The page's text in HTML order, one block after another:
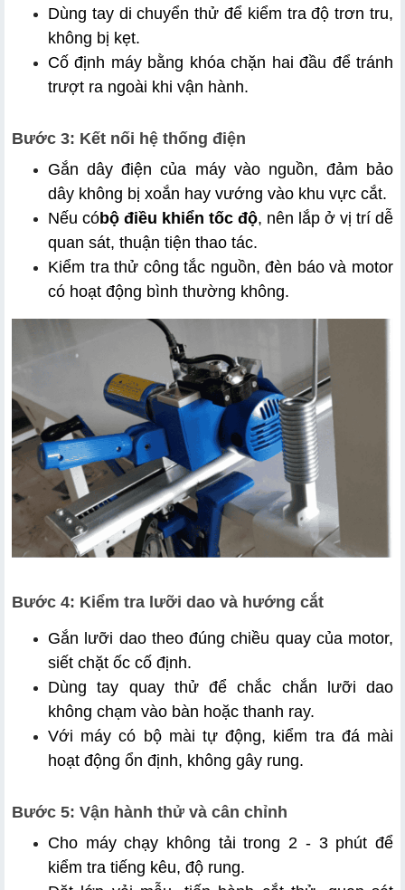
Dùng tay di chuyển thử để kiểm tra độ trơn tru,
không bị kẹt.
Cố định máy bằng khóa chặn hai đầu để tránh
trượt ra ngoài khi vận hành.
Bước 3: Kết nối hệ thống điện
Gắn dây điện của máy vào nguồn, đảm bảo
dây không bị xoắn hay vướng vào khu vực cắt.
Nếu cóbộ điều khiển tốc độ, nên lắp ở vị trí dễ
quan sát, thuận tiện thao tác.
Kiểm tra thử công tắc nguồn, đèn báo và motor
có hoạt động bình thường không.
Bước 4: Kiểm tra lưỡi dao và hướng cắt
Gắn lưỡi dao theo đúng chiều quay của motor,
siết chặt ốc cố định.
Dùng tay quay thử để chắc chắn lưỡi dao
không chạm vào bàn hoặc thanh ray.
Với máy có bộ mài tự động, kiểm tra đá mài
hoạt động ổn định, không gây rung.
Bước 5: Vận hành thử và cân chỉnh
Cho máy chạy không tải trong 2 - 3 phút để
kiểm tra tiếng kêu, độ rung.